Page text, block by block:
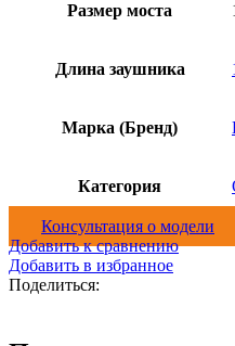
Размер моста
Длина заушника
Марка (Бренд)
Категория
Консультация о модели
Добавить к сравнению
Добавить в избранное
Поделиться: